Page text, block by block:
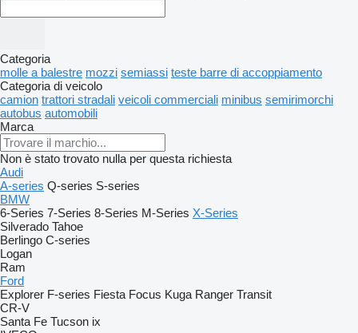
Categoria
molle a balestre mozzi semiassi teste barre di accoppiamento
Categoria di veicolo
camion trattori stradali veicoli commerciali minibus semirimorchi
autobus automobili
Marca
Non è stato trovato nulla per questa richiesta
Audi
A-series Q-series S-series
BMW
6-Series 7-Series 8-Series M-Series X-Series
Silverado Tahoe
Berlingo C-series
Logan
Ram
Ford
Explorer F-series Fiesta Focus Kuga Ranger Transit
CR-V
Santa Fe Tucson ix